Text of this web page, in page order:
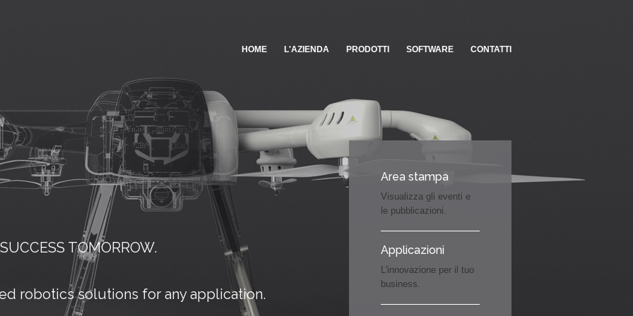
HOME L'AZIENDA PRODOTTI SOFTWARE CONTATTI
TOMORROW.
robotics solutions for any application.
Area stampa
Visualizza gli eventi e
le pubblicazioni.
Applicazioni
L'innovazione per il tuo
business.